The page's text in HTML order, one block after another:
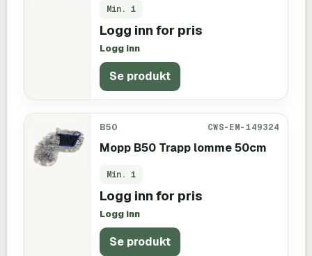
Min. 1
Logg inn for pris
Logg inn
Se produkt
B50 CWS-EM-149324
Mopp B50 Trapp lomme 50cm
Min. 1
Logg inn for pris
Logg inn
Se produkt